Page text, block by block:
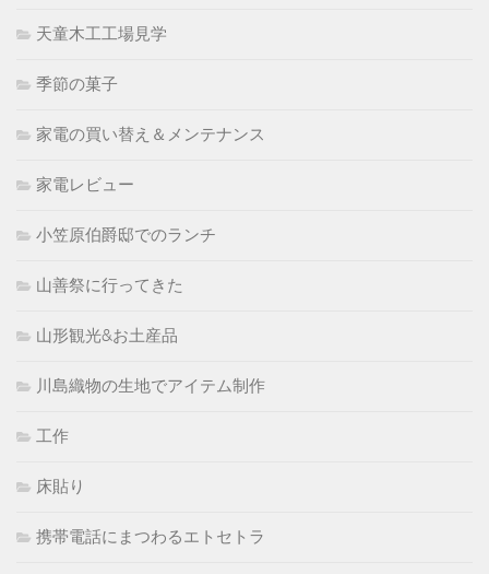
天童木工工場見学
季節の菓子
家電の買い替え＆メンテナンス
家電レビュー
小笠原伯爵邸でのランチ
山善祭に行ってきた
山形観光&お土産品
川島織物の生地でアイテム制作
工作
床貼り
携帯電話にまつわるエトセトラ